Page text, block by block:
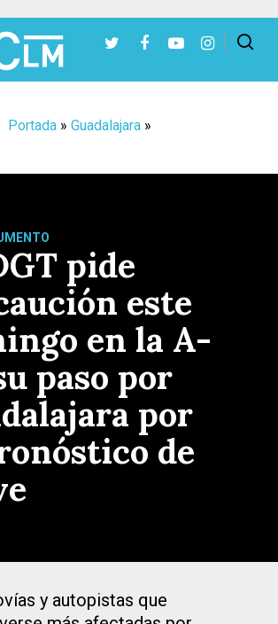
Portada » Guadalajara »
pide
este
en la A-
paso por
por
de
y autopistas que